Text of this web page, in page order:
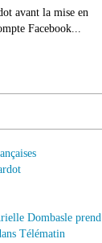
avant la mise en
Facebook...
Dombasle prend
Télématin